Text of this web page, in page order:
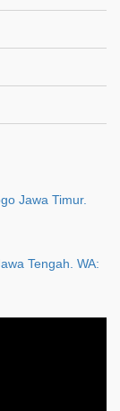
Jawa Timur.
Tengah. WA: